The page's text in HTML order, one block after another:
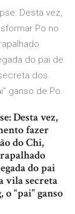
Desta vez,
Po no
do pai de
dos
ganso de Po.
Desta vez,
fazer
do Chi,
do pai
vila secreta
“pai” ganso